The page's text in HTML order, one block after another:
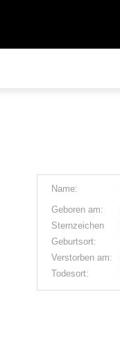
Name:
Geboren am:
Sternzeichen
Geburtsort:
Verstorben am:
Todesort: